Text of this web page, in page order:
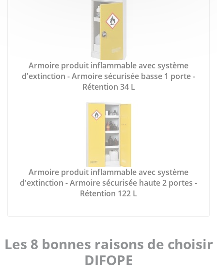
Armoire produit inflammable avec système
d'extinction - Armoire sécurisée basse 1 porte -
Rétention 34 L
Armoire produit inflammable avec système
d'extinction - Armoire sécurisée haute 2 portes -
Rétention 122 L
Les 8 bonnes raisons de choisir
DIFOPE